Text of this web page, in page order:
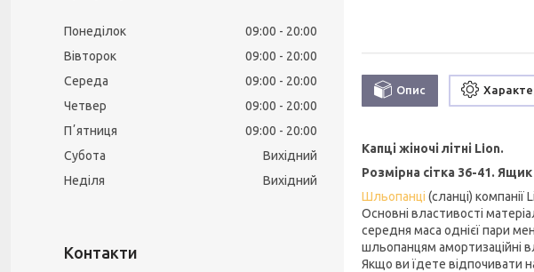
Опис
Капці жіночі літні Lion.
Розмірна сітка 36-41.
Шльопанці (сланці)
Основні властивості
середня маса однієї пари
шльопанцям амортизаційні
Якщо ви їдете відпочивати
Понеділок 09:00
20:00
Вівторок
09:00
20:00
Середа
09:00
20:00
Четвер
09:00
20:00
Пʼятниця
09:00
20:00
Субота
Вихідний
Неділя
Вихідний